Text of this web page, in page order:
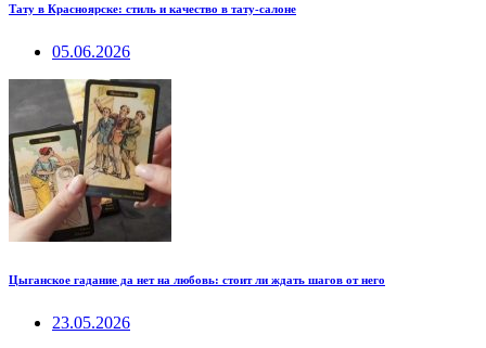
Тату в Красноярске: стиль и качество в тату-салоне
05.06.2026
Цыганское гадание да нет на любовь: стоит ли ждать шагов от него
23.05.2026